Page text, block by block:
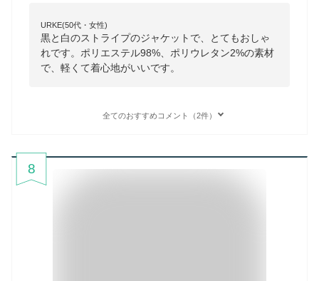
URKE(50代・女性)
黒と白のストライプのジャケットで、とてもおしゃ
れです。ポリエステル98%、ポリウレタン2%の素材
で、軽くて着心地がいいです。
全てのおすすめコメント（2件）
8